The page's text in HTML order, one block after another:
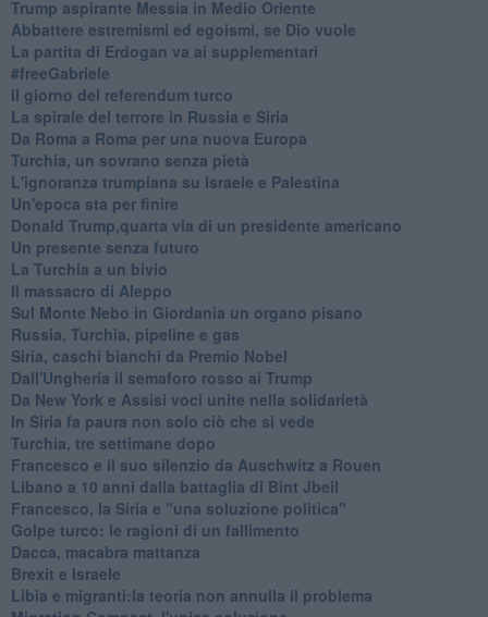
Trump aspirante Messia in Medio Oriente
Abbattere estremismi ed egoismi, se Dio vuole
La partita di Erdogan va ai supplementari
#freeGabriele
Il giorno del referendum turco
La spirale del terrore in Russia e Siria
Da Roma a Roma per una nuova Europa
Turchia, un sovrano senza pietà
L'ignoranza trumpiana su Israele e Palestina
Un'epoca sta per finire
Donald Trump,quarta via di un presidente americano
Un presente senza futuro
La Turchia a un bivio
Il massacro di Aleppo
Sul Monte Nebo in Giordania un organo pisano
Russia, Turchia, pipeline e gas
Siria, caschi bianchi da Premio Nobel
Dall'Ungheria il semaforo rosso ai Trump
Da New York e Assisi voci unite nella solidarietà
In Siria fa paura non solo ciò che si vede
Turchia, tre settimane dopo
Francesco e il suo silenzio da Auschwitz a Rouen
Libano a 10 anni dalla battaglia di Bint Jbeil
Francesco, la Siria e "una soluzione politica"
Golpe turco: le ragioni di un fallimento
Dacca, macabra mattanza
Brexit e Israele
Libia e migranti:la teoria non annulla il problema